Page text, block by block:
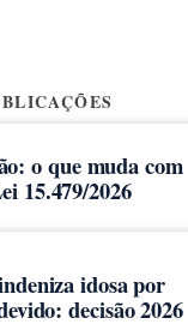
o que muda com
15.479/2026
idosa por
decisão 2026